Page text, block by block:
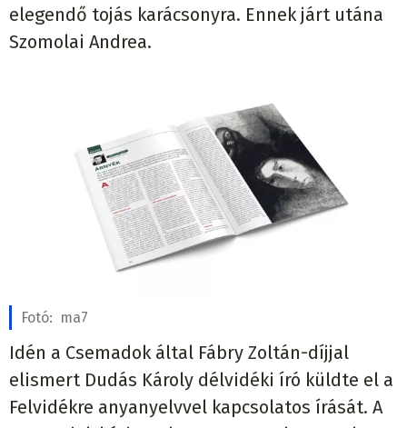
elegendő tojás karácsonyra. Ennek járt utána
Szomolai Andrea.
Fotó: ma7
Idén a Csemadok által Fábry Zoltán-díjjal
elismert Dudás Károly délvidéki író küldte el a
Felvidékre anyanyelvvel kapcsolatos írását. A